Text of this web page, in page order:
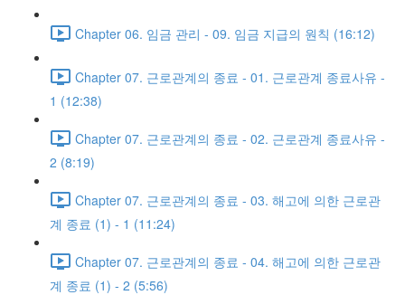
Chapter 06. 임금 관리 - 09. 임금 지급의 원칙 (16:12)
Chapter 07. 근로관계의 종료 - 01. 근로관계 종료사유 -
1 (12:38)
Chapter 07. 근로관계의 종료 - 02. 근로관계 종료사유 -
2 (8:19)
Chapter 07. 근로관계의 종료 - 03. 해고에 의한 근로관
계 종료 (1) - 1 (11:24)
Chapter 07. 근로관계의 종료 - 04. 해고에 의한 근로관
계 종료 (1) - 2 (5:56)